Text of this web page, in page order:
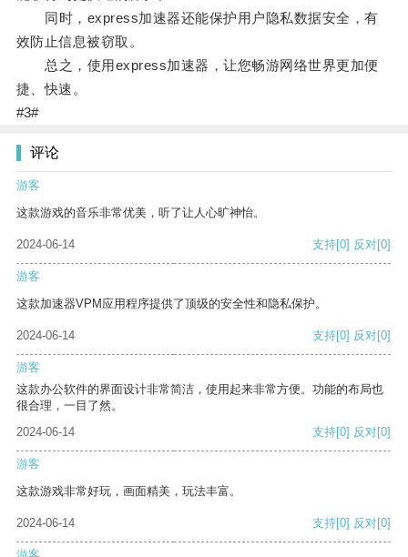
同时，express加速器还能保护用户隐私数据安全，有
效防止信息被窃取。
总之，使用express加速器，让您畅游网络世界更加便
捷、快速。
#3#
评论
游客
这款游戏的音乐非常优美，听了让人心旷神怡。
2024-06-14 支持[0] 反对[0]
游客
这款加速器VPM应用程序提供了顶级的安全性和隐私保护。
2024-06-14 支持[0] 反对[0]
游客
这款办公软件的界面设计非常简洁，使用起来非常方便。功能的布局也
很合理，一目了然。
2024-06-14
支持[0] 反对[0]
游客
这款游戏非常好玩，画面精美，玩法丰富。
2024-06-14 支持[0] 反对[0]